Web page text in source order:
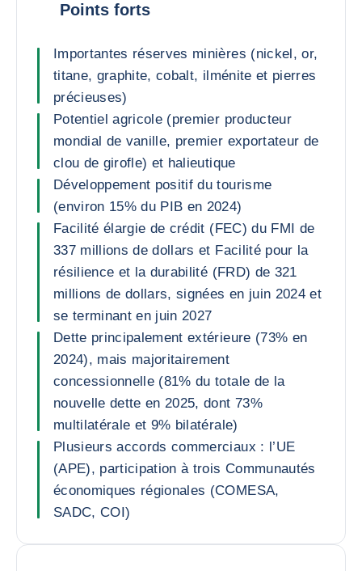
Points forts
Importantes réserves minières (nickel, or,
titane, graphite, cobalt, ilménite et pierres
précieuses)
Potentiel agricole (premier producteur
mondial de vanille, premier exportateur de
clou de girofle) et halieutique
Développement positif du tourisme
(environ 15% du PIB en 2024)
Facilité élargie de crédit (FEC) du FMI de
337 millions de dollars et Facilité pour la
résilience et la durabilité (FRD) de 321
millions de dollars, signées en juin 2024 et
se terminant en juin 2027
Dette principalement extérieure (73% en
2024), mais majoritairement
concessionnelle (81% du totale de la
nouvelle dette en 2025, dont 73%
multilatérale et 9% bilatérale)
Plusieurs accords commerciaux : l’UE
(APE), participation à trois Communautés
économiques régionales (COMESA,
SADC, COI)